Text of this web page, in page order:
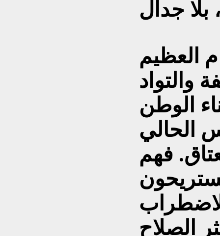
العظيم
والتواد
الوطن
الحالي
فهم